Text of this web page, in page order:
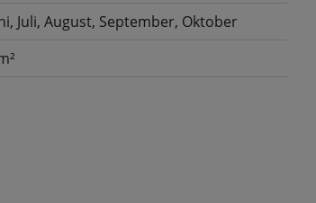
, Juli, August, September, Oktober